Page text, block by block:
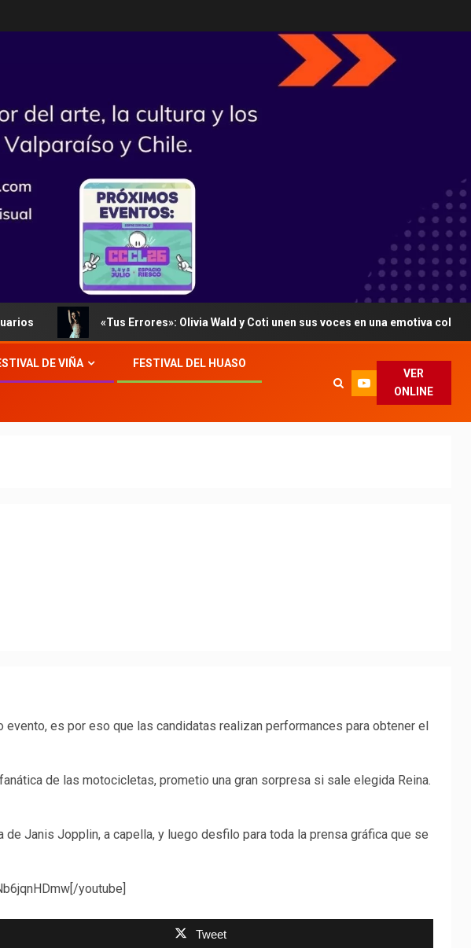
«Tus Errores»: Olivia Wald y Coti unen sus voces en una emotiva colaboración
DE VIÑA FESTIVAL DEL HUASO
VER
ONLINE
es por eso que las candidatas realizan performances para obtener el
de las motocicletas, prometio una gran sorpresa si sale elegida Reina.
Janis Jopplin, a capella, y luego desfilo para toda la prensa gráfica que se
youtube]
Tweet